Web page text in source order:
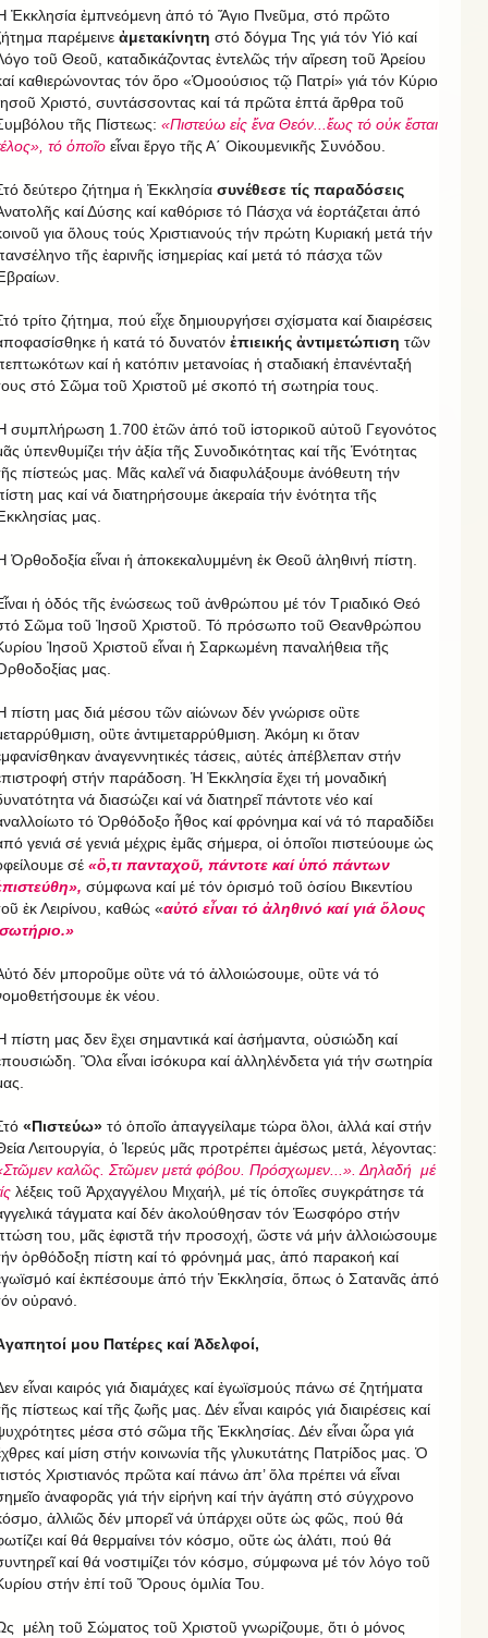
Ἐκκλησία ἐμπνεόμενη ἀπό τό Ἅγιο Πνεῦμα, στό πρῶτο
παρέμεινε ἀμετακίνητη στό δόγμα Της γιά τόν Υἱό καί
τοῦ Θεοῦ, καταδικάζοντας ἐντελῶς τήν αἵρεση τοῦ Ἀρείου
καθιερώνοντας τόν ὅρο «Ὁμοούσιος τῷ Πατρί» γιά τόν Κύριο
Χριστό, συντάσσοντας καί τά πρῶτα ἑπτά ἄρθρα τοῦ
τῆς Πίστεως: «Πιστεύω εἰς ἕνα Θεόν...ἕως τό οὐκ ἔσται
τό ὁποῖο εἶναι ἔργο τῆς Α΄ Οἰκουμενικῆς Συνόδου.
δεύτερο ζήτημα ἡ Ἐκκλησία συνέθεσε τίς παραδόσεις
καί Δύσης καί καθόρισε τό Πάσχα νά ἑορτάζεται ἀπό
για ὅλους τούς Χριστιανούς τήν πρώτη Κυριακή μετά τήν
τῆς ἐαρινῆς ἰσημερίας καί μετά τό πάσχα τῶν
τρίτο ζήτημα, πού εἶχε δημιουργήσει σχίσματα καί διαιρέσεις
ἡ κατά τό δυνατόν ἐπιεικής ἀντιμετώπιση τῶν
καί ἡ κατόπιν μετανοίας ἡ σταδιακή ἐπανένταξή
στό Σῶμα τοῦ Χριστοῦ μέ σκοπό τή σωτηρία τους.
συμπλήρωση 1.700 ἐτῶν ἀπό τοῦ ἱστορικοῦ αὐτοῦ Γεγονότος
ὑπενθυμίζει τήν ἀξία τῆς Συνοδικότητας καί τῆς Ἑνότητας
πίστεώς μας. Μᾶς καλεῖ νά διαφυλάξουμε ἀνόθευτη τήν
μας καί νά διατηρήσουμε ἀκεραία τήν ἑνότητα τῆς
μας.
Ὀρθοδοξία εἶναι ἡ ἀποκεκαλυμμένη ἐκ Θεοῦ ἀληθινή πίστη.
ἡ ὁδός τῆς ἑνώσεως τοῦ ἀνθρώπου μέ τόν Τριαδικό Θεό
Σῶμα τοῦ Ἰησοῦ Χριστοῦ. Τό πρόσωπο τοῦ Θεανθρώπου
Ἰησοῦ Χριστοῦ εἶναι ἡ Σαρκωμένη παναλήθεια τῆς
μας.
πίστη μας διά μέσου τῶν αἰώνων δέν γνώρισε οὒτε
οὒτε ἀντιμεταρρύθμιση. Ἀκόμη κι ὅταν
ἀναγεννητικές τάσεις, αὐτές ἀπέβλεπαν στήν
στήν παράδοση. Ἡ Ἐκκλησία ἔχει τή μοναδική
νά διασώζει καί νά διατηρεῖ πάντοτε νέο καί
τό Ὀρθόδοξο ἦθος καί φρόνημα καί νά τό παραδίδει
γενιά σέ γενιά μέχρις ἐμᾶς σήμερα, οἱ ὁποῖοι πιστεύουμε ὡς
σέ «ὃ,τι πανταχοῦ, πάντοτε καί ὑπό πάντων
σύμφωνα καί μέ τόν ὁρισμό τοῦ ὁσίου Βικεντίου
ἐκ Λειρίνου, καθώς «αὐτό εἶναι τό ἀληθινό καί γιά ὅλους
δέν μποροῦμε οὒτε νά τό ἀλλοιώσουμε, οὒτε νά τό
ἐκ νέου.
πίστη μας δεν ἒχει σημαντικά καί ἀσήμαντα, οὐσιώδη καί
Ὃλα εἶναι ἰσόκυρα καί ἀλληλένδετα γιά τήν σωτηρία
«Πιστεύω» τό ὁποῖο ἀπαγγείλαμε τώρα ὃλοι, ἀλλά καί στήν
Λειτουργία, ὁ Ἱερεύς μᾶς προτρέπει ἀμέσως μετά, λέγοντας:
καλῶς. Στῶμεν μετά φόβου. Πρόσχωμεν...». Δηλαδή μέ
λέξεις τοῦ Ἀρχαγγέλου Μιχαήλ, μέ τίς ὁποῖες συγκράτησε τά
τάγματα καί δέν ἀκολούθησαν τόν Ἑωσφόρο στήν
του, μᾶς ἐφιστᾶ τήν προσοχή, ὥστε νά μήν ἀλλοιώσουμε
ὀρθόδοξη πίστη καί τό φρόνημά μας, ἀπό παρακοή καί
καί ἐκπέσουμε ἀπό τήν Ἐκκλησία, ὅπως ὁ Σατανᾶς ἀπό
οὐρανό.
μου Πατέρες καί Ἀδελφοί,
εἶναι καιρός γιά διαμάχες καί ἐγωϊσμούς πάνω σέ ζητήματα
πίστεως καί τῆς ζωῆς μας. Δέν εἶναι καιρός γιά διαιρέσεις καί
μέσα στό σῶμα τῆς Ἐκκλησίας. Δέν εἶναι ὧρα γιά
καί μίση στήν κοινωνία τῆς γλυκυτάτης Πατρίδος μας. Ὁ
Χριστιανός πρῶτα καί πάνω ἀπ’ ὅλα πρέπει νά εἶναι
ἀναφορᾶς γιά τήν εἰρήνη καί τήν ἀγάπη στό σύγχρονο
ἀλλιῶς δέν μπορεῖ νά ὑπάρχει οὔτε ὡς φῶς, πού θά
καί θά θερμαίνει τόν κόσμο, οὔτε ὡς ἁλάτι, πού θά
καί θά νοστιμίζει τόν κόσμο, σύμφωνα μέ τόν λόγο τοῦ
στήν ἐπί τοῦ Ὄρους ὁμιλία Του.
μέλη τοῦ Σώματος τοῦ Χριστοῦ γνωρίζουμε, ὅτι ὁ μόνος